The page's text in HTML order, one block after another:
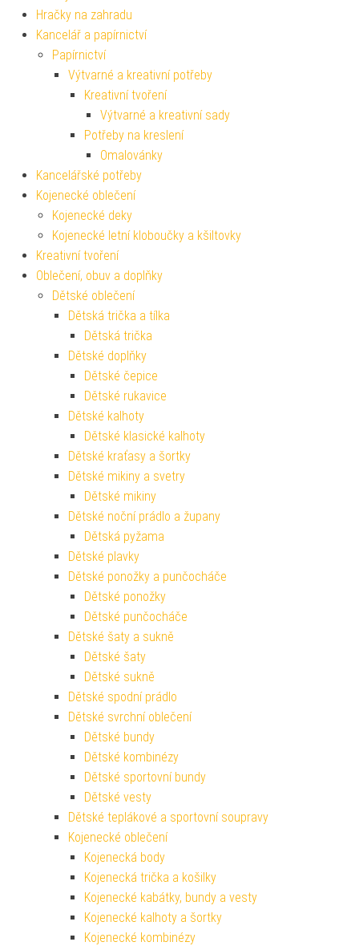
Hračky na zahradu
Kancelář a papírnictví
Papírnictví
Výtvarné a kreativní potřeby
Kreativní tvoření
Výtvarné a kreativní sady
Potřeby na kreslení
Omalovánky
Kancelářské potřeby
Kojenecké oblečení
Kojenecké deky
Kojenecké letní kloboučky a kšiltovky
Kreativní tvoření
Oblečení, obuv a doplňky
Dětské oblečení
Dětská trička a tílka
Dětská trička
Dětské doplňky
Dětské čepice
Dětské rukavice
Dětské kalhoty
Dětské klasické kalhoty
Dětské kraťasy a šortky
Dětské mikiny a svetry
Dětské mikiny
Dětské noční prádlo a župany
Dětská pyžama
Dětské plavky
Dětské ponožky a punčocháče
Dětské ponožky
Dětské punčocháče
Dětské šaty a sukně
Dětské šaty
Dětské sukně
Dětské spodní prádlo
Dětské svrchní oblečení
Dětské bundy
Dětské kombinézy
Dětské sportovní bundy
Dětské vesty
Dětské teplákové a sportovní soupravy
Kojenecké oblečení
Kojenecká body
Kojenecká trička a košilky
Kojenecké kabátky, bundy a vesty
Kojenecké kalhoty a šortky
Kojenecké kombinézy